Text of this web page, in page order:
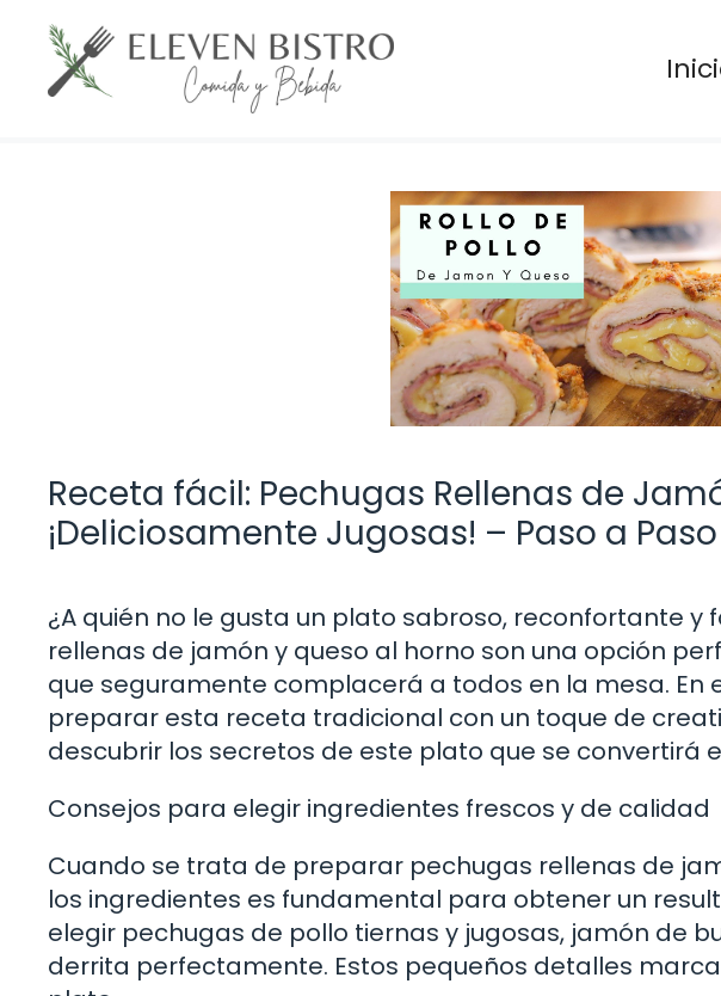
Saltar
contenido
Receta fácil: Pechugas Rellenas de
¡Deliciosamente Jugosas! – Paso a Paso
¿A quién no le gusta un plato sabroso, reconfortante y
rellenas de jamón y queso al horno son una opción
que seguramente complacerá a todos en la mesa.
preparar esta receta tradicional con un toque de
descubrir los secretos de este plato que se convertirá
Consejos para elegir ingredientes frescos y de calidad
Cuando se trata de preparar pechugas rellenas de
los ingredientes es fundamental para obtener un
elegir pechugas de pollo tiernas y jugosas, jamón de
derrita perfectamente. Estos pequeños detalles